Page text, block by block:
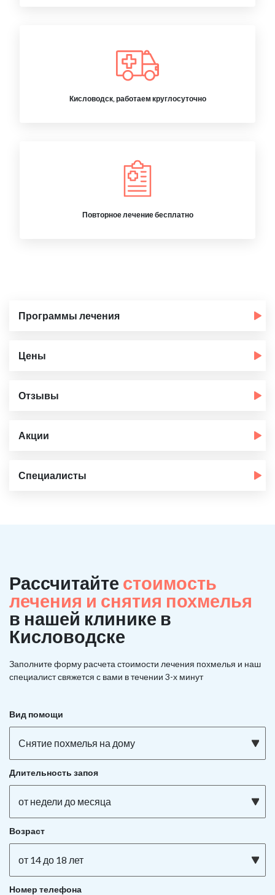
Кисловодск, работаем круглосуточно
Повторное лечение бесплатно
Программы лечения
Цены
Отзывы
Акции
Специалисты
Рассчитайте стоимость
лечения и снятия похмелья
в нашей клинике в
Кисловодске
Заполните форму расчета стоимости лечения похмелья и наш
специалист свяжется с вами в течении 3-х минут
Вид помощи
Снятие похмелья на дому
Длительность запоя
от недели до месяца
Возраст
от 14 до 18 лет
Номер телефона